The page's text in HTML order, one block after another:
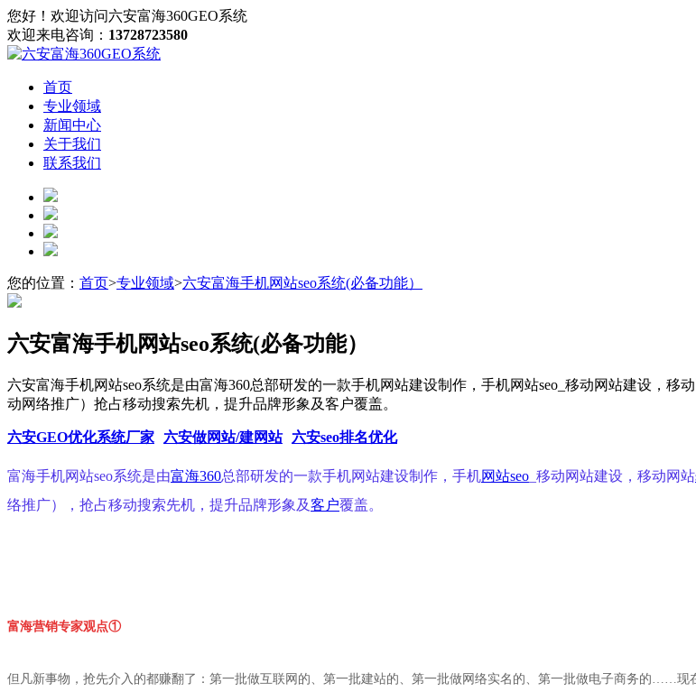
您好！欢迎访问六安富海360GEO系统
欢迎来电咨询： 13728723580
首页
专业领域
新闻中心
关于我们
联系我们
您的位置： 首页>专业领域>六安富海手机网站seo系统(必备功能）
六安富海手机网站seo系统(必备功能）
六安富海手机网站seo系统是由富海360总部研发的一款手机网站建设制作，手机网站seo_移动网站建设，
动网络推广）抢占移动搜索先机，提升品牌形象及客户覆盖。
六安GEO优化系统厂家 六安做网站/建网站 六安seo排名优化
富海手机网站seo系统是由富海360总部研发的一款手机网站建设制作，手机网站seo _移动网站建设，移动网站
络推广），抢占移动搜索先机，提升品牌形象及客户覆盖。
富海营销专家观点①
但凡新事物，抢先介入的都赚翻了：第一批做互联网的、第一批建站的、第一批做网络实名的、第一批做电子商务的……现